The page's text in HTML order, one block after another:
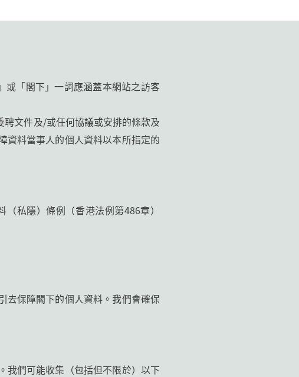
或「閣下」一詞應涵蓋本網站之訪客
文件及/或任何協議或安排的條款及
資料當事人的個人資料以本所指定的
私隱）條例（香港法例第486章）
去保障閣下的個人資料。我們會確保
我們可能收集（包括但不限於）以下